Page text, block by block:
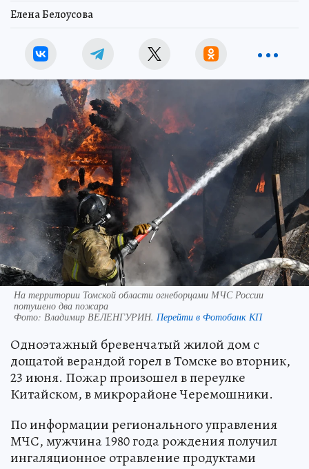
Елена Белоусова
На территории Томской области огнеборцами МЧС России
потушено два пожара
Фото: Владимир ВЕЛЕНГУРИН. Перейти в Фотобанк КП
Одноэтажный бревенчатый жилой дом с
дощатой верандой горел в Томске во вторник,
23 июня. Пожар произошел в переулке
Китайском, в микрорайоне Черемошники.
По информации регионального управления
МЧС, мужчина 1980 года рождения получил
ингаляционное отравление продуктами